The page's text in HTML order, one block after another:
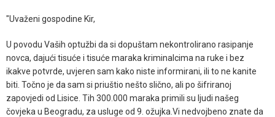
"Uvaženi gospodine Kir,
U povodu Vaših optužbi da si dopuštam nekontrolirano rasipanje
novca, dajući tisuće i tisuće maraka kriminalcima na ruke i bez
ikakve potvrde, uvjeren sam kako niste informirani, ili to ne kanite
biti. Točno je da sam si priuštio nešto slično, ali po šifriranoj
zapovjedi od Lisice. Tih 300.000 maraka primili su ljudi našeg
čovjeka u Beogradu, za usluge od 9. ožujka.Vi nedvojbeno znate da